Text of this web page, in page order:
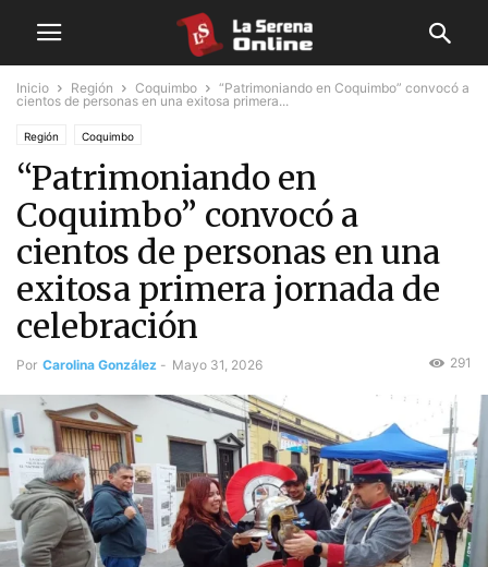
Inicio Región Coquimbo
“Patrimoniando en Coquimbo” convocó a
cientos de personas en una exitosa primera...
Región Coquimbo
“Patrimoniando en
Coquimbo” convocó a
cientos de personas en una
exitosa primera jornada de
celebración
Por Carolina González - Mayo 31, 2026 291